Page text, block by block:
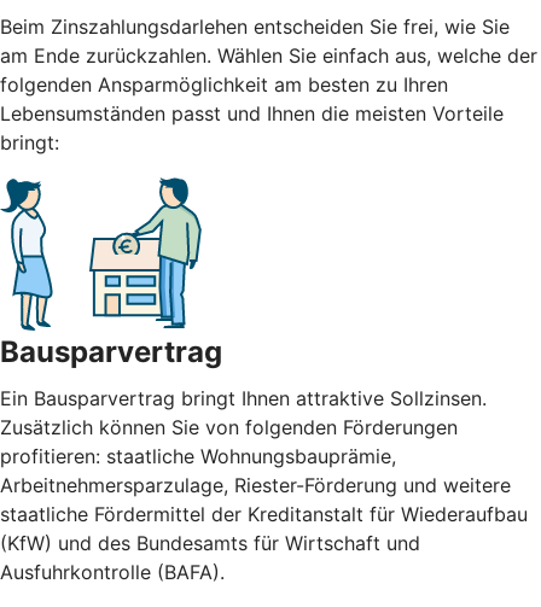
Beim Zinszahlungsdarlehen entscheiden Sie frei, wie Sie
am Ende zurückzahlen. Wählen Sie einfach aus, welche der
folgenden Ansparmöglichkeit am besten zu Ihren
Lebensumständen passt und Ihnen die meisten Vorteile
bringt:
Bausparvertrag
Ein Bausparvertrag bringt Ihnen attraktive Sollzinsen.
Zusätzlich können Sie von folgenden Förderungen
profitieren: staatliche Wohnungsbauprämie,
Arbeitnehmersparzulage, Riester-Förderung und weitere
staatliche Fördermittel der Kreditanstalt für Wiederaufbau
(KfW) und des Bundesamts für Wirtschaft und
Ausfuhrkontrolle (BAFA).